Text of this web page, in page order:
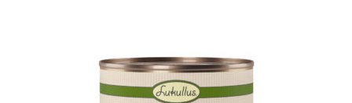
Royal Canin pro kočky